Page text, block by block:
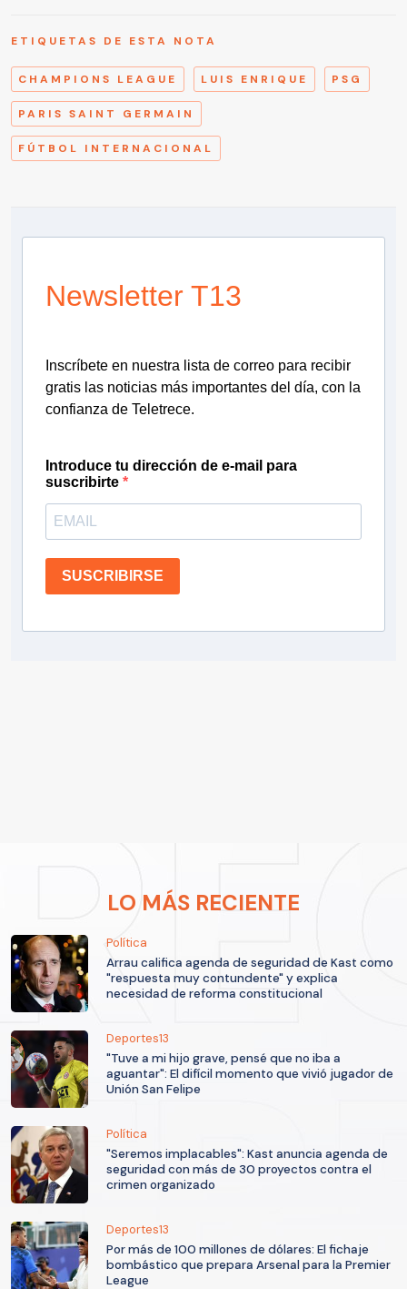
ETIQUETAS DE ESTA NOTA
CHAMPIONS LEAGUE LUIS ENRIQUE PSG
PARIS SAINT GERMAIN
FÚTBOL INTERNACIONAL
Newsletter T13
Inscríbete en nuestra lista de correo para recibir
gratis las noticias más importantes del día, con la
confianza de Teletrece.
Introduce tu dirección de e-mail para
suscribirte
SUSCRIBIRSE
LO MÁS RECIENTE
Política
Arrau califica agenda de seguridad de Kast como
"respuesta muy contundente" y explica
necesidad de reforma constitucional
Deportes13
"Tuve a mi hijo grave, pensé que no iba a
aguantar": El difícil momento que vivió jugador de
Unión San Felipe
Política
"Seremos implacables": Kast anuncia agenda de
seguridad con más de 30 proyectos contra el
crimen organizado
Deportes13
Por más de 100 millones de dólares: El fichaje
bombástico que prepara Arsenal para la Premier
League